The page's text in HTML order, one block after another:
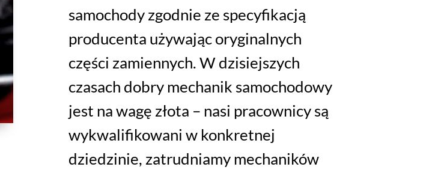
samochody zgodnie ze specyfikacją
producenta używając oryginalnych
części zamiennych. W dzisiejszych
czasach dobry mechanik samochodowy
jest na wagę złota – nasi pracownicy są
wykwalifikowani w konkretnej
dziedzinie, zatrudniamy mechaników